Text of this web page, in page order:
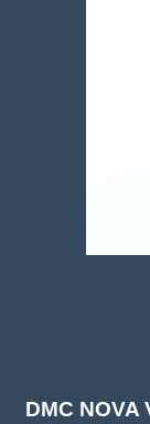
DMC NOVA